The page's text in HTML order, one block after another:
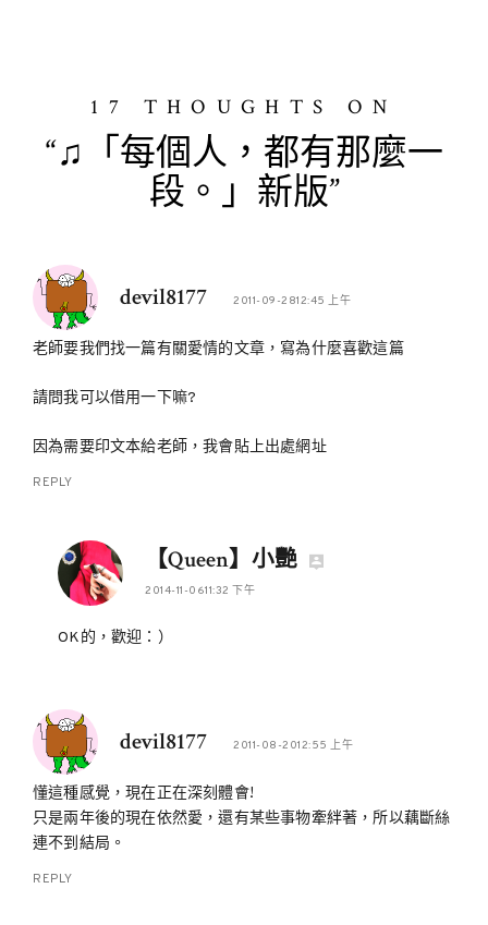
17 THOUGHTS ON
“♫「每個人，都有那麼一
段。」新版”
devil8177 2011-09-2812:45 上午
老師要我們找一篇有關愛情的文章，寫為什麼喜歡這篇
請問我可以借用一下嘛?
因為需要印文本給老師，我會貼上出處網址
REPLY
【Queen】小艷
2014-11-0611:32 下午
OK的，歡迎：）
devil8177 2011-08-2012:55 上午
懂這種感覺，現在正在深刻體會!
只是兩年後的現在依然愛，還有某些事物牽絆著，所以藕斷絲
連不到結局。
REPLY